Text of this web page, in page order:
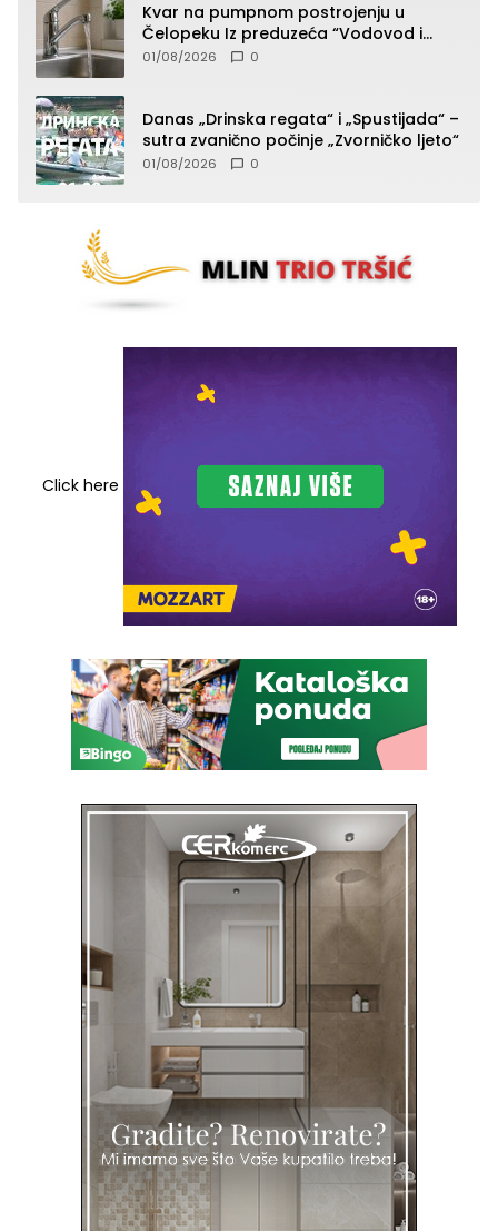
Kvar na pumpnom postrojenju u
Čelopeku Iz preduzeća “Vodovod i
komunalije”
01/08/2026 0
Danas „Drinska regata“ i „Spustijada“ –
sutra zvanično počinje „Zvorničko ljeto“
01/08/2026 0
Click here